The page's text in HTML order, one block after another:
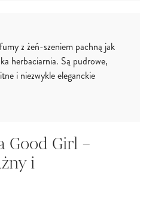
z żeń-szeniem pachną jak
herbaciarnia. Są pudrowe,
i niezwykle eleganckie
Good Girl –
i